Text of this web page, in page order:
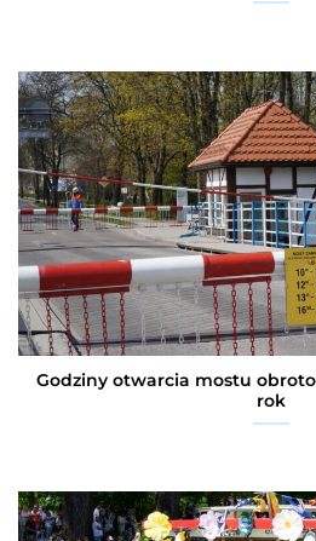
Godziny otwarcia mostu
rok